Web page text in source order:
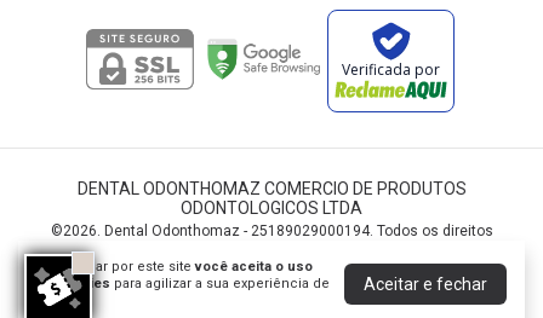
Ao navegar por este sitevocê aceita o uso
de cookies para agilizar a sua experiência de
compra.
Aceitar e fechar
Verificada por
DENTAL ODONTHOMAZ COMERCIO DE PRODUTOS
ODONTOLOGICOS LTDA
©2026. Dental Odonthomaz - 25189029000194. Todos os direitos